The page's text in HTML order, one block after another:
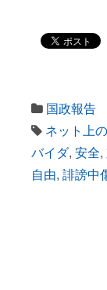
国政報告
ネット上
バイダ, 安全,
自由, 誹謗中